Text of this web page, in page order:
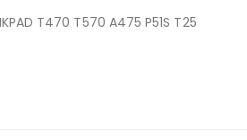
T470 T570 A475 P51S T25